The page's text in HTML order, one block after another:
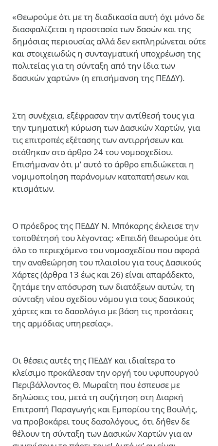
«Θεωρούμε ότι με τη διαδικασία αυτή όχι μόνο δε
διασφαλίζεται η προστασία των δασών και της
δημόσιας περιουσίας αλλά δεν εκπληρώνεται ούτε
και στοιχειωδώς η συνταγματική υποχρέωση της
πολιτείας για τη σύνταξη από την ίδια των
δασικών χαρτών» (η επισήμανση της ΠΕΔΔΥ).
Στη συνέχεια, εξέφρασαν την αντίθεσή τους για
την τμηματική κύρωση των Δασικών Χαρτών, για
τις επιτροπές εξέτασης των αντιρρήσεων και
στάθηκαν στο άρθρο 24 του νομοσχεδίου.
Επισήμαναν ότι μ’ αυτό το άρθρο επιδιώκεται η
νομιμοποίηση παράνομων καταπατήσεων και
κτισμάτων.
Ο πρόεδρος της ΠΕΔΔΥ Ν. Μπόκαρης έκλεισε την
τοποθέτησή του λέγοντας: «Επειδή θεωρούμε ότι
όλο το περιεχόμενο του νομοσχεδίου που αφορά
την αναθεώρηση του πλαισίου για τους Δασικούς
Χάρτες (άρθρα 13 έως και 26) είναι απαράδεκτο,
ζητάμε την απόσυρση των διατάξεων αυτών, τη
σύνταξη νέου σχεδίου νόμου για τους δασικούς
χάρτες και το δασολόγιο με βάση τις προτάσεις
της αρμόδιας υπηρεσίας».
Οι θέσεις αυτές της ΠΕΔΔΥ και ιδιαίτερα το
κλείσιμο προκάλεσαν την οργή του υφυπουργού
Περιβάλλοντος Θ. Μωραΐτη που έσπευσε με
δηλώσεις του, μετά τη συζήτηση στη Διαρκή
Επιτροπή Παραγωγής και Εμπορίου της Βουλής,
να προβοκάρει τους δασολόγους, ότι δήθεν δε
θέλουν τη σύνταξη των Δασικών Χαρτών για αν